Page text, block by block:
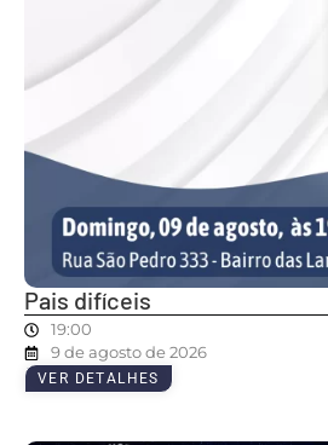
Pais difíceis
19:00
9 de agosto de 2026
VER DETALHES